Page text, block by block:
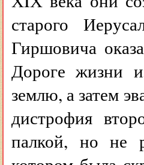
старого
Гиршовича
Дороге жизни
землю, а затем
дистрофия
палкой, но не